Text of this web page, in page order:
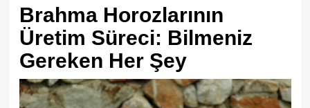
Brahma Horozlarının
Üretim Süreci: Bilmeniz
Gereken Her Şey